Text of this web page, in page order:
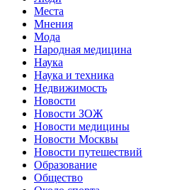
Места
Мнения
Мода
Народная медицина
Наука
Наука и техника
Недвижимость
Новости
Новости ЗОЖ
Новости медицины
Новости Москвы
Новости путешествий
Образование
Общество